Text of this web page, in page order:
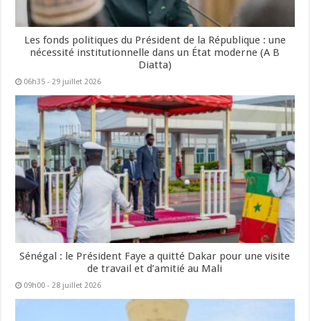
Les fonds politiques du Président de la République : une
nécessité institutionnelle dans un État moderne (A B
Diatta)
06h35 - 29 juillet 2026
Sénégal : le Président Faye a quitté Dakar pour une visite
de travail et d’amitié au Mali
09h00 - 28 juillet 2026